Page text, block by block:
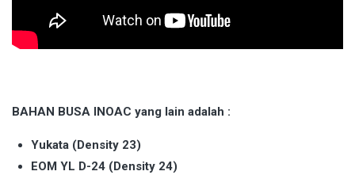
BAHAN BUSA INOAC yang lain adalah :
Yukata (Density 23)
EOM YL D-24 (Density 24)